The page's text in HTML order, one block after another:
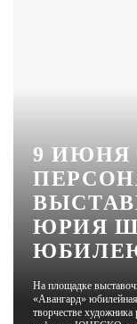
9 ИЮНЯ
ЮРИЯ
На площадке
«Авангард»
творчестве художника